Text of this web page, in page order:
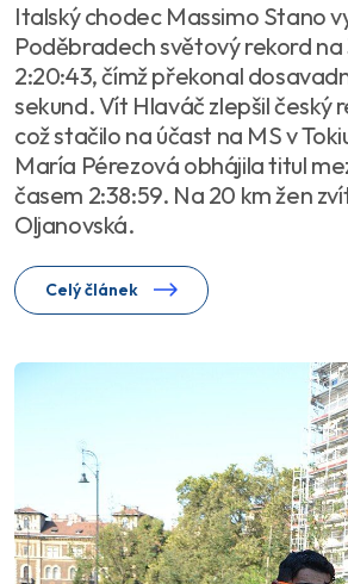
Italský chodec Massimo Stano
Poděbradech světový rekord na
2:20:43, čímž překonal
sekund. Vít Hlaváč zlepšil český
což stačilo na účast na MS v
María Pérezová obhájila titul
časem 2:38:59. Na 20 km žen
Oljanovská.
Celý článek